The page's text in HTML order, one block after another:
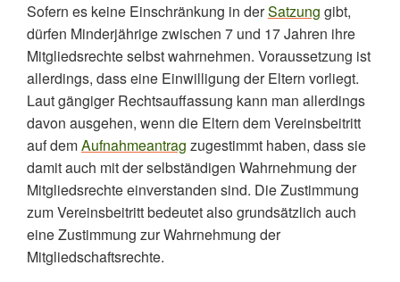
Sofern es keine Einschränkung in derSatzung gibt,
dürfen Minderjährige zwischen 7 und 17 Jahren ihre
Mitgliedsrechte selbst wahrnehmen. Voraussetzung ist
allerdings, dass eine Einwilligung der Eltern vorliegt.
Laut gängiger Rechtsauffassung kann man allerdings
davon ausgehen, wenn die Eltern dem Vereinsbeitritt
auf demAufnahmeantrag zugestimmt haben, dass sie
damit auch mit der selbständigen Wahrnehmung der
Mitgliedsrechte einverstanden sind. DieZustimmung
zum Vereinsbeitrittbedeutetalso grundsätzlich auch
eine Zustimmung zur Wahrnehmung der
Mitgliedschaftsrechte.